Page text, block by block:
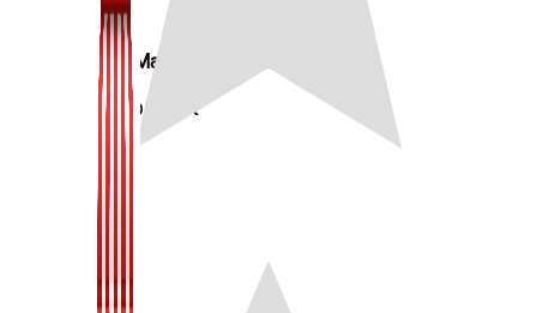
Zalo Marketing
104 bài viết
New